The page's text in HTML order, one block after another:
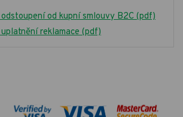
od kupní smlouvy B2C (pdf)
reklamace (pdf)